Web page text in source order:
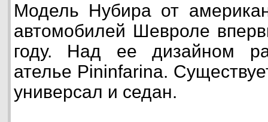
Модель Нубира от
автомобилей Шевроле
году. Над ее дизайном
ателье Pininfarina.
универсал и седан.